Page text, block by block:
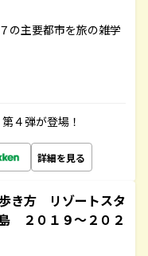
の主要都市を旅の雑学
４弾が登場！
詳細を見る
き方 リゾートスタ
２０１９～２０２